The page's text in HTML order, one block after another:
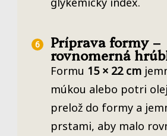
Príprava formy –
rovnomerná
Formu 15 × 22 cm
múkou alebo potri
prelož do formy a
prstami, aby malo